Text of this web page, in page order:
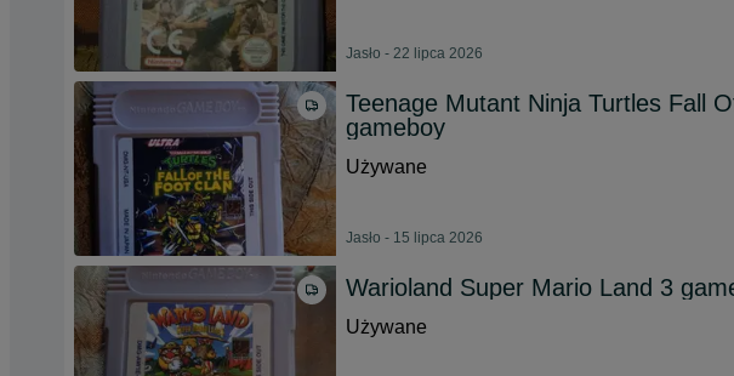
Jasło - 22 lipca 2026
Teenage Mutant Ninja Turtles Fall
gameboy
Używane
Jasło - 15 lipca 2026
Warioland Super Mario Land 3
Używane